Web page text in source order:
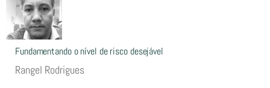
Fundamentando o nível de risco desejável
Rangel Rodrigues